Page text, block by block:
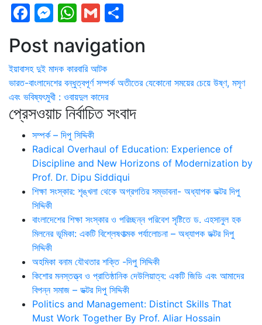
Facebook
Messenger
WhatsApp
Gmail
Post navigation
ইয়াবাসহ দুই মাদক কারবারি আটক
ভারত-বাংলাদেশের বন্ধুত্বপূর্ণ সম্পর্ক অতীতের যেকোনো সময়ের চেয়ে উষ্ণ, মসৃণ
এবং ভবিষ্যৎমুখী : ওবায়দুল কাদের
প্রেসওয়াচ নির্বাচিত সংবাদ
সম্পর্ক – দিপু সিদ্দিকী
Radical Overhaul of Education: Experience of
Discipline and New Horizons of Modernization by
Prof. Dr. Dipu Siddiqui
শিক্ষা সংস্কার: শৃঙ্খলা থেকে অগ্রগতির সম্ভাবনা- অধ্যাপক ডক্টর দিপু
সিদ্দিকী
বাংলাদেশের শিক্ষা সংস্কার ও পরিচ্ছন্ন পরিবেশ সৃষ্টিতে ড. এহসানুল হক
মিলনের ভূমিকা: একটি বিশ্লেষণাত্মক পর্যালোচনা – অধ্যাপক ডক্টর দিপু
সিদ্দিকী
অহমিকা বনাম যৌথতার শক্তি -দিপু সিদ্দিকী
কিশোর মনস্তত্ত্ব ও প্রাতিষ্ঠানিক দেউলিয়াত্ব: একটি জিডি এবং আমাদের
বিপন্ন সমাজ – ডক্টর দিপু সিদ্দিকী
Politics and Management: Distinct Skills That
Must Work Together By Prof. Aliar Hossain